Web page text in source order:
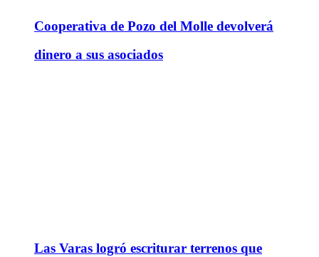
Cooperativa de Pozo del Molle devolverá
dinero a sus asociados
Las Varas logró escriturar terrenos que